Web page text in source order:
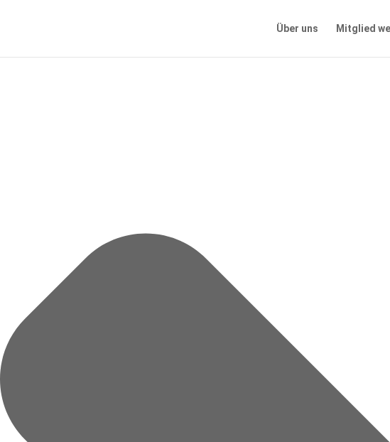
Über uns Mitglied